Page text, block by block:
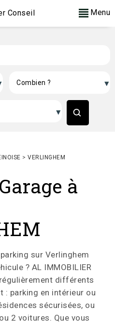
Conseil Menu
> VERLINGHEM
à
sur Verlinghem
? AL IMMOBILIER
différents
: parking en intérieur ou
sécurisées, ou
2 voitures. Que vous